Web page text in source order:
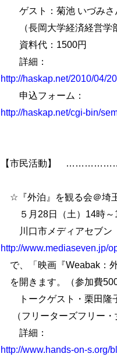
ゲスト：菊池 いづみさ
（長岡大学経済経営学部
資料代：1500円
詳細：
http://haskap.net/2010/04/
申込フォーム：
http://haskap.net/cgi-bin/
【市民活動】
☆『外泊』を観る会＠埼
５月28日（土）14時～
川口市メディアセブン
http://www.mediaseven.jp/
で、「映画『Weabak：
を開きます。（参加費500
トークゲスト・栗田隆
（フリーターズフリー・
詳細：
http://www.hands-on-s.org/